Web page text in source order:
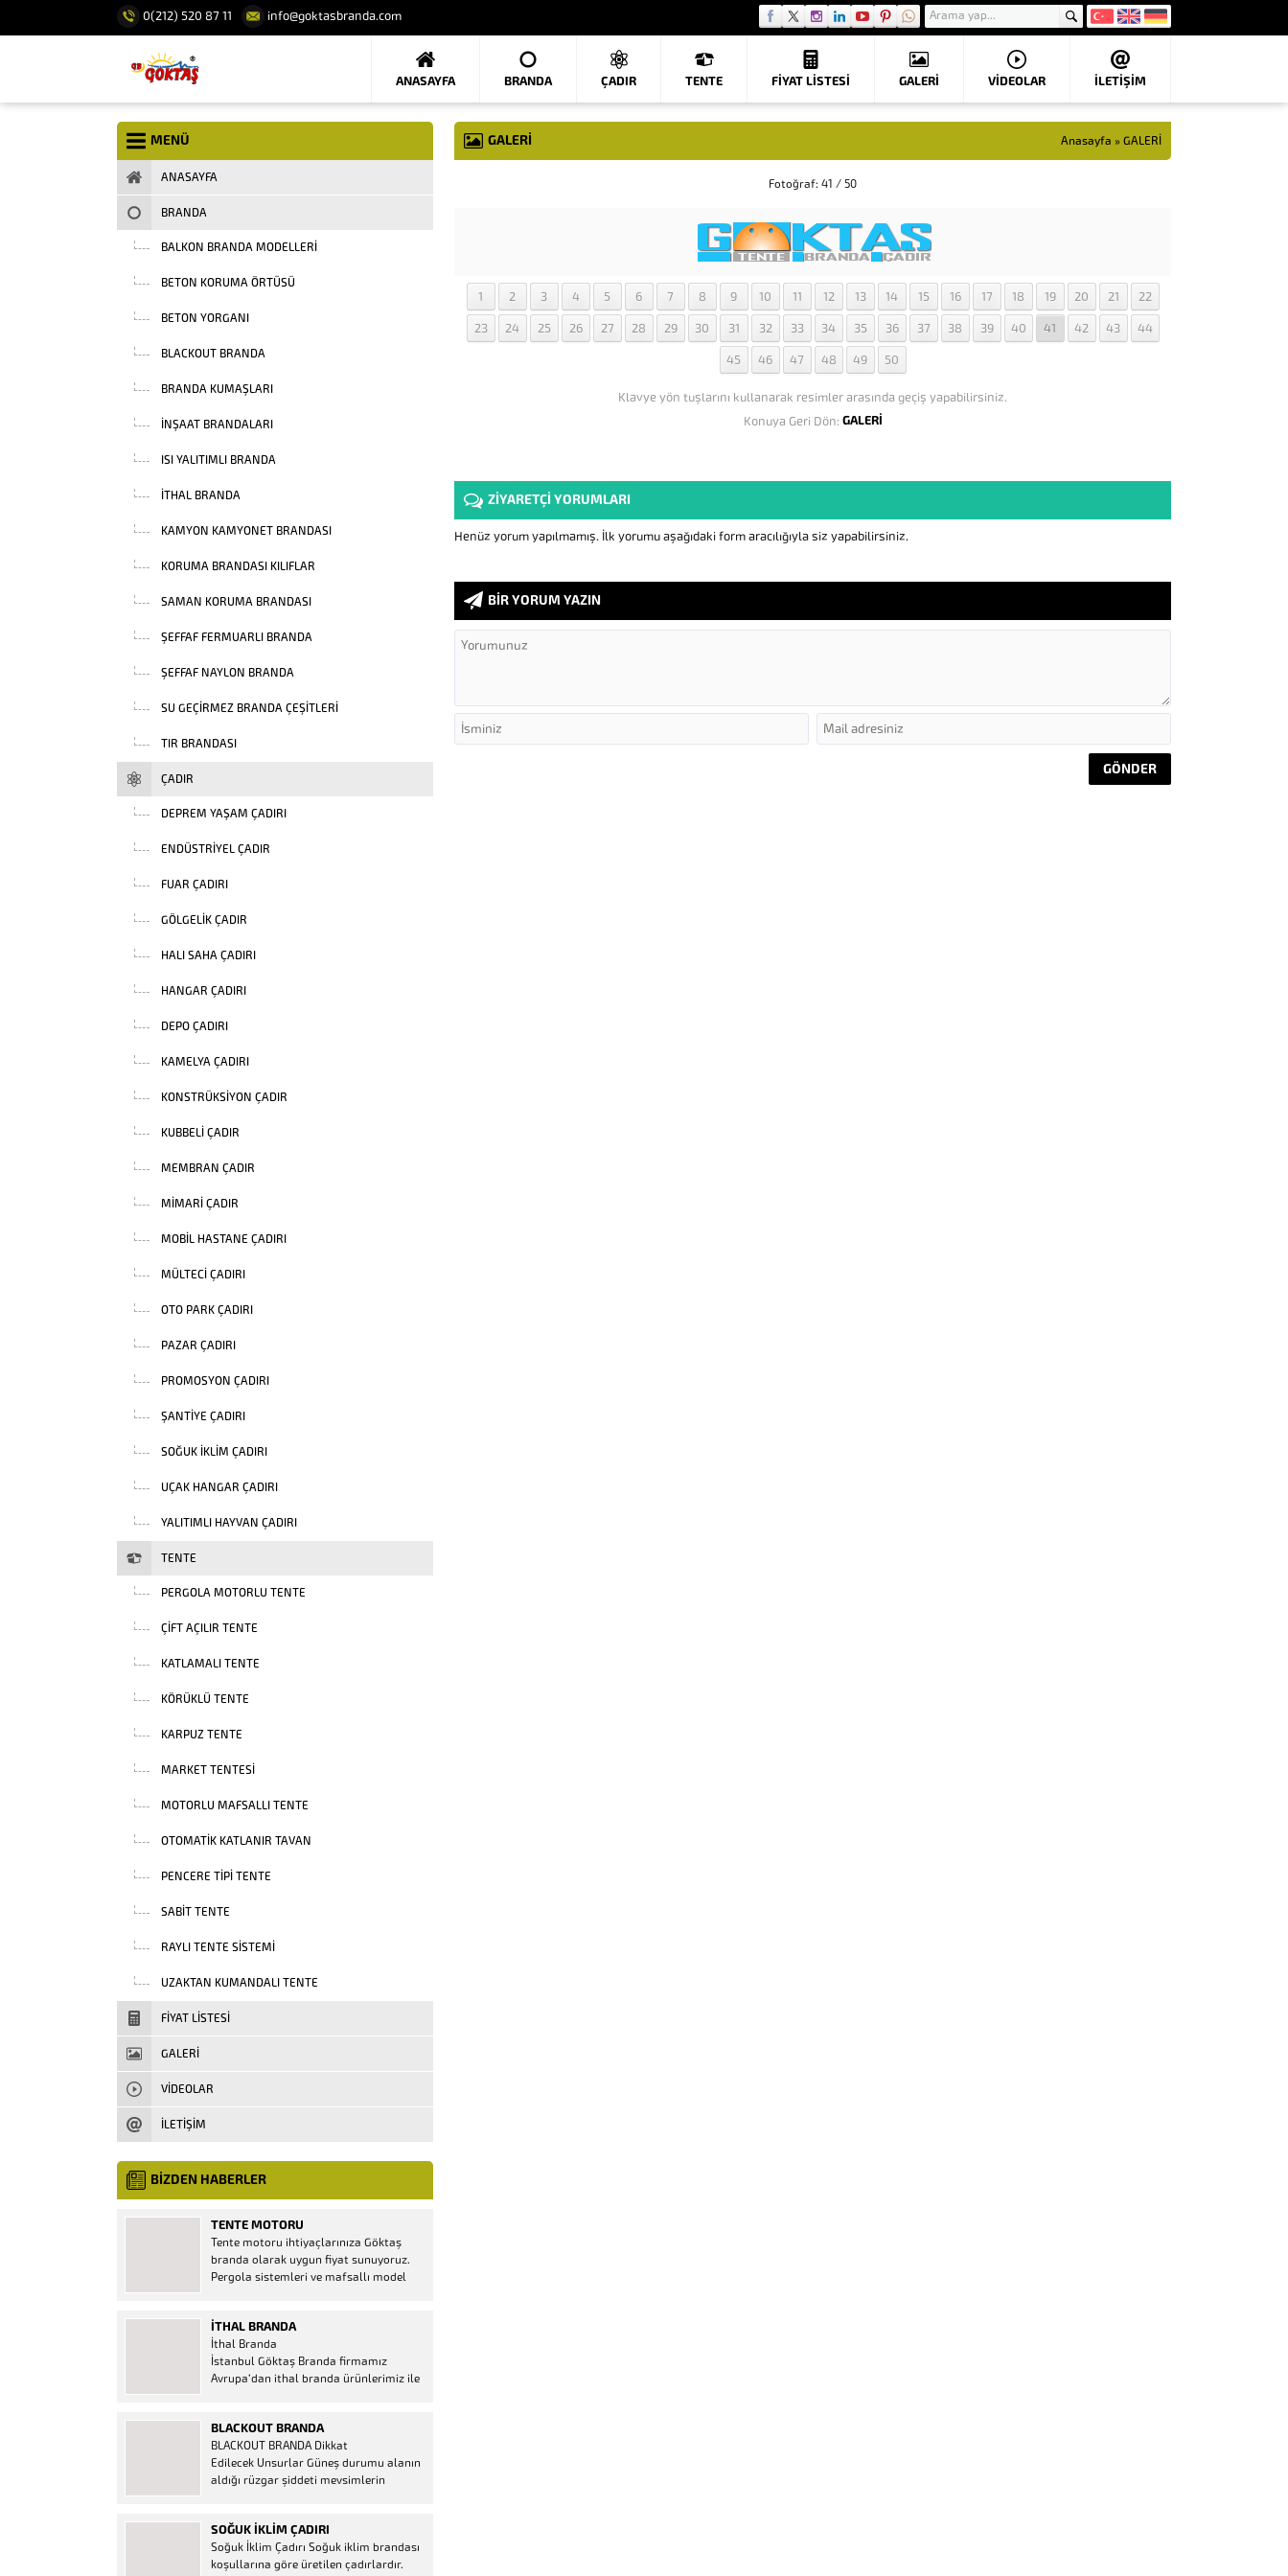
0(212) 520 87 11 info@goktasbranda.com
ANASAYFA BRANDA ÇADIR TENTE FIYAT LISTESI GALERİ VIDEOLAR İLETİŞİM
GALERİ Anasayfa » GALERİ
Fotoğraf: 41 / 50
1 2 3 4 5 6 7 8 9 10 11 12 13 14 15 16 17 18 19 20 21 22
23 24 25 26 27 28 29 30 31 32 33 34 35 36 37 38 39 40 41 42 43 44
45 46 47 48 49 50
Klavye yön tuşlarını kullanarak resimler arasında geçiş yapabilirsiniz.
Konuya Geri Dön: GALERİ
ZİYARETÇİ YORUMLARI
Henüz yorum yapılmamış. İlk yorumu aşağıdaki form aracılığıyla siz yapabilirsiniz.
BİR YORUM YAZIN
MENÜ
ANASAYFA
BRANDA
BALKON BRANDA MODELLERI
BETON KORUMA ÖRTÜSÜ
BETON YORGANI
BLACKOUT BRANDA
BRANDA KUMAŞLARI
INŞAAT BRANDALARI
ISI YALITIMLI BRANDA
İTHAL BRANDA
KAMYON KAMYONET BRANDASI
KORUMA BRANDASI KILIFLAR
SAMAN KORUMA BRANDASI
ŞEFFAF FERMUARLI BRANDA
ŞEFFAF NAYLON BRANDA
SU GEÇIRMEZ BRANDA ÇEŞITLERI
TIR BRANDASI
ÇADIR
DEPREM YAŞAM ÇADIRI
ENDÜSTRIYEL ÇADIR
FUAR ÇADIRI
GÖLGELIK ÇADIR
HALI SAHA ÇADIRI
HANGAR ÇADIRI
DEPO ÇADIRI
KAMELYA ÇADIRI
KONSTRÜKSIYON ÇADIR
KUBBELI ÇADIR
MEMBRAN ÇADIR
MIMARI ÇADIR
MOBIL HASTANE ÇADIRI
MÜLTECI ÇADIRI
OTO PARK ÇADIRI
PAZAR ÇADIRI
PROMOSYON ÇADIRI
ŞANTIYE ÇADIRI
SOĞUK İKLIM ÇADIRI
UÇAK HANGAR ÇADIRI
YALITIMLI HAYVAN ÇADIRI
TENTE
PERGOLA MOTORLU TENTE
ÇIFT AÇILIR TENTE
KATLAMALI TENTE
KÖRÜKLÜ TENTE
KARPUZ TENTE
MARKET TENTESI
MOTORLU MAFSALLI TENTE
OTOMATIK KATLANIR TAVAN
PENCERE TIPI TENTE
SABIT TENTE
RAYLI TENTE SISTEMI
UZAKTAN KUMANDALI TENTE
FIYAT LISTESI
GALERİ
VIDEOLAR
İLETİŞİM
BİZDEN HABERLER
TENTE MOTORU
Tente motoru ihtiyaçlarınıza Göktaş
branda olarak uygun fiyat sunuyoruz.
Pergola sistemleri ve mafsallı model
mevcuttur. Kumanda ve diğer aparatlar
firmamızda mevcuttur.
İTHAL BRANDA
İthal Branda
İstanbul Göktaş Branda firmamız
Avrupa’dan ithal branda ürünlerimiz ile
Ürün Al dükkanı ürünleri peşin fiyatına
bol taksitle Göktaş Branda Çeşitleri
Adresinde, 1.kalite ithal ürün ne demek
Brandacı sektöründe faaliyet gösteren,
BLACKOUT BRANDA
BLACKOUT BRANDA Dikkat
Edilecek Unsurlar Güneş durumu alanın
aldığı rüzgar şiddeti mevsimlerin
düşünmeniz gereken bir kaç faktörden
biridir. Türkiye’nin lider Branda markası
Göktaş Branda, Hazine ve Maliye Bakanı
SOĞUK İKLIM ÇADIRI
Soğuk İklim Çadırı Soğuk iklim brandası
koşullarına göre üretilen çadırlardır.